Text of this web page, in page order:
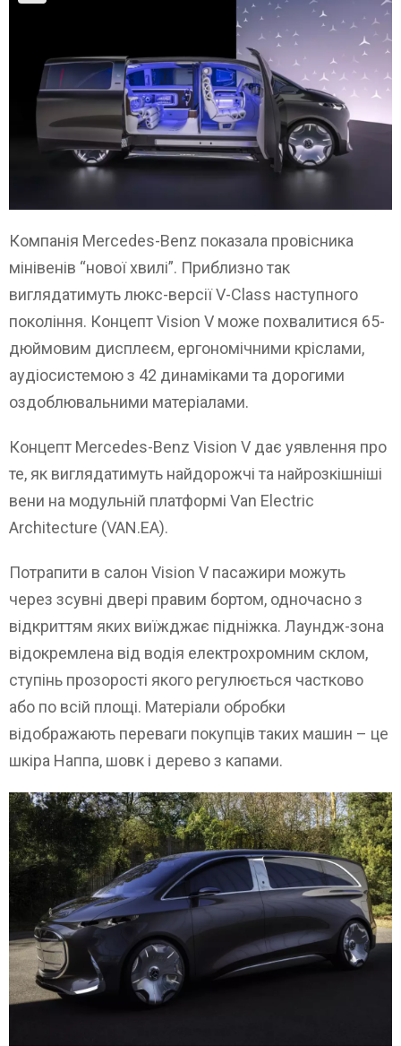
Компанія Mercedes-Benz показала провісника
мінівенів “нової хвилі”. Приблизно так
виглядатимуть люкс-версії V-Class наступного
покоління. Концепт Vision V може похвалитися 65-
дюймовим дисплеєм, ергономічними кріслами,
аудіосистемою з 42 динаміками та дорогими
оздоблювальними матеріалами.
Концепт Mercedes-Benz Vision V дає уявлення про
те, як виглядатимуть найдорожчі та найрозкішніші
вени на модульній платформі Van Electric
Architecture (VAN.EA).
Потрапити в салон Vision V пасажири можуть
через зсувні двері правим бортом, одночасно з
відкриттям яких виїжджає підніжка. Лаундж-зона
відокремлена від водія електрохромним склом,
ступінь прозорості якого регулюється частково
або по всій площі. Матеріали обробки
відображають переваги покупців таких машин – це
шкіра Наппа, шовк і дерево з капами.